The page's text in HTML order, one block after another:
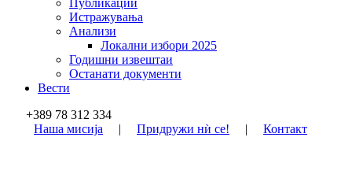
Публикации
Истражувања
Анализи
Локални избори 2025
Годишни извештаи
Останати документи
Вести
+389 78 312 334
Наша мисија
| Придружи нѝ се! | Контакт